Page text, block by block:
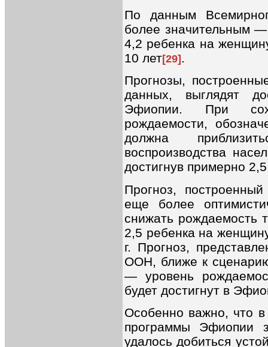
По данным
более значительным
4,2 ребенка на
10 лет[29].
Прогнозы,
данных, выглядят
Эфиопии. При
рождаемости,
должна
воспроизводства
достигнув примерно
Прогноз,
еще более
снижать рождаемость
2,5 ребенка на
г. Прогноз,
ООН, ближе к
— уровень
будет достигнут в
Особенно важно, что
программы Эфиопии
удалось добиться